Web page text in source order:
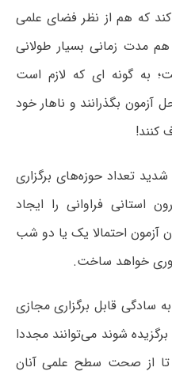
کند که هم از نظر فضای علمی
مدت زمانی بسیار طولانی
به گونه ای که لازم است
آزمون بگذرانند و ناهار خود
کنند!
تعداد حوزه‌های برگزاری
فراوانی را ایجاد
آزمون احتمالا یک یا دو شب
خواهد ساخت.
سادگی قابل برگزاری مجازی
شوند می‌توانند مجددا
تا از صحت سطح علمی آنان